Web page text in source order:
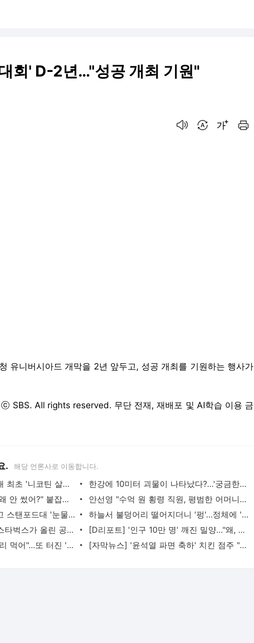
회' D-2년…"성공 개최 기원"
유니버시아드 개막을 2년 앞두고, 성공 개최를 기원하는 행사가
SBS. All rights reserved. 무단 전재, 재배포 및 AI학습 이용 금
. 해당 언론사로 이동합니다.
[스브스夜] '꼬꼬무' 국내 최초 '니코틴 살인 사건'···극악무도한 살인자의 '타임라인' 공개
한강에 10미터 괴물이 나타났다?…'궁금한 이야기Y', 결정적 장면 포착
신호대기 중 '후다닥'…"왜 안 썼어?" 붙잡자 이상한 냄새
안선영 "수억 원 횡령 직원, 평범한 어머니 얼굴…8가지 수법"
에픽하이, 타블로 데리고 스탠포드대 '눈물 명소' 방문…"착한 위로는 가라"
하늘서 불덩어리 떨어지더니 '펑'…정체에 '분노'
'카공족'에 칼 뽑았다…스타벅스가 올린 공지문
[D리포트] '인구 10만 명' 깨진 밀양…"왜, 응급실도 없나요?"
음식 나오고 2분 만 "빨리 먹어"…또 터진 '응대 논란'
[자막뉴스] '윤석열 파면 축하' 치킨 점주 "세월호 추모에 손님으로부터 폭행"